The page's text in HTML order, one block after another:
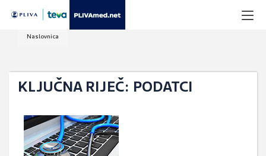
Naslovnica
KLJUČNA RIJEČ: PODATCI